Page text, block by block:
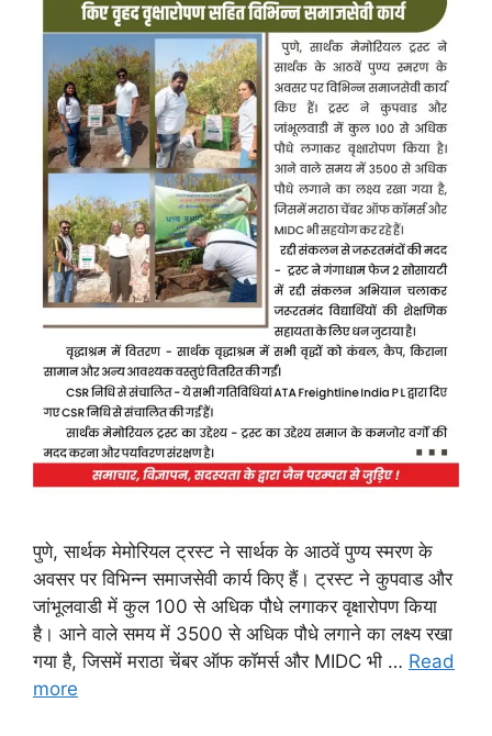
पुणे, सार्थक मेमोरियल ट्रस्ट ने सार्थक के आठवें पुण्य स्मरण के
अवसर पर विभिन्न समाजसेवी कार्य किए हैं। ट्रस्ट ने कुपवाड और
जांभूलवाडी में कुल 100 से अधिक पौधे लगाकर वृक्षारोपण किया
है। आने वाले समय में 3500 से अधिक पौधे लगाने का लक्ष्य रखा
गया है, जिसमें मराठा चेंबर ऑफ कॉमर्स और MIDC भी … Read
more